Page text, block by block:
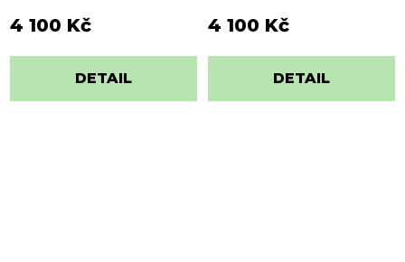
4 100 Kč
DETAIL
4 100 Kč
DETAIL